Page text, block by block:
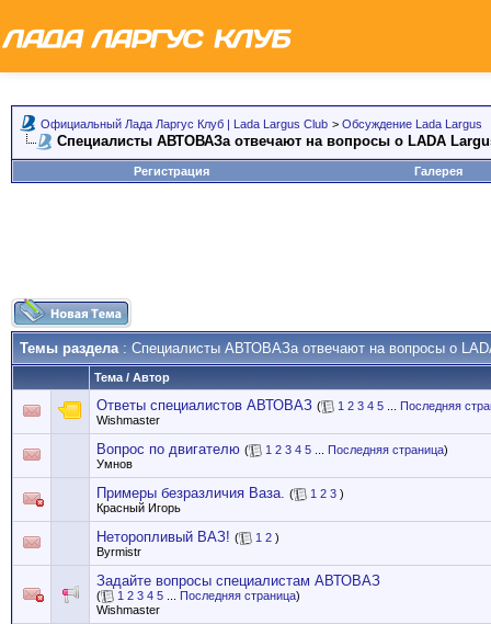
Официальный Лада Ларгус Клуб | Lada Largus Club > Обсуждение Lada Largus
Специалисты АВТОВАЗа отвечают на вопросы о LADA
Регистрация Галерея
Темы раздела: Специалисты АВТОВАЗа отвечают на вопросы о
Тема / Автор
Ответы специалистов АВТОВАЗ ( 1 2 3 4 5
Последняя
Wishmaster
Вопрос по двигателю ( 1 2 3 4 5 Последняя страница)
Умнов
Примеры безразличия Ваза. ( 1 2 3 )
Красный Игорь
Неторопливый ВАЗ! ( 1 2 )
Byrmistr
Задайте вопросы специалистам АВТОВАЗ
( 1 2 3 4 5 Последняя страница)
Wishmaster